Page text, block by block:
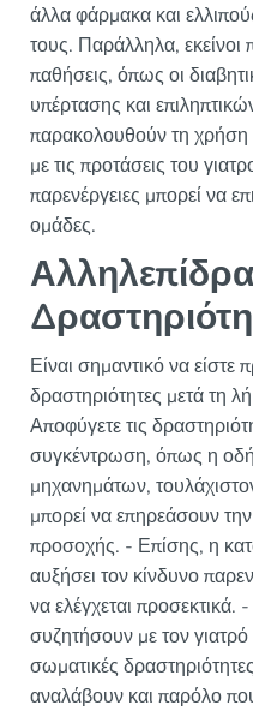
άλλα φάρμακα και
τους. Παράλληλα,
παθήσεις, όπως οι
υπέρτασης και
παρακολουθούν τη
με τις προτάσεις του
παρενέργειες μπορεί να
ομάδες.
Είναι σημαντικό να είστε
δραστηριότητες μετά τη
Αποφύγετε τις
συγκέντρωση, όπως η
μηχανημάτων,
μπορεί να επηρεάσουν
προσοχής. - Επίσης, η
αυξήσει τον κίνδυνο
να ελέγχεται προσεκτικά.
συζητήσουν με τον γιατρό
σωματικές
αναλάβουν και παρόλο